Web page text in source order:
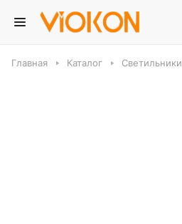
Главная Каталог Светильники